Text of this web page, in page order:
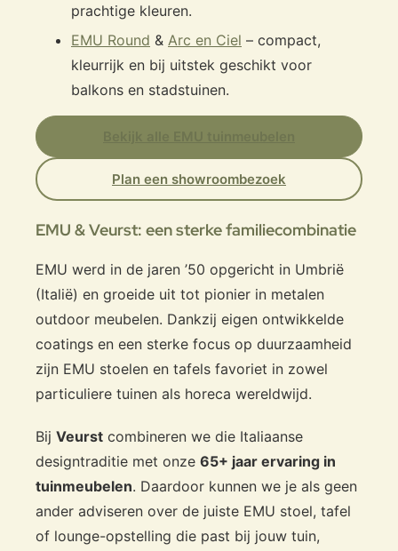
prachtige kleuren.
EMU Round & Arc en Ciel – compact,
kleurrijk en bij uitstek geschikt voor
balkons en stadstuinen.
Plan een showroombezoek
EMU & Veurst: een sterke familiecombinatie
EMU werd in de jaren ’50 opgericht in Umbrië
(Italië) en groeide uit tot pionier in metalen
outdoor meubelen. Dankzij eigen ontwikkelde
coatings en een sterke focus op duurzaamheid
zijn EMU stoelen en tafels favoriet in zowel
particuliere tuinen als horeca wereldwijd.
Bij Veurst combineren we die Italiaanse
designtraditie met onze 65+ jaar ervaring in
tuinmeubelen. Daardoor kunnen we je als geen
ander adviseren over de juiste EMU stoel, tafel
of lounge-opstelling die past bij jouw tuin,